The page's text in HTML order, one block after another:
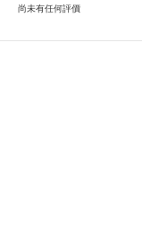
尚未有任何評價